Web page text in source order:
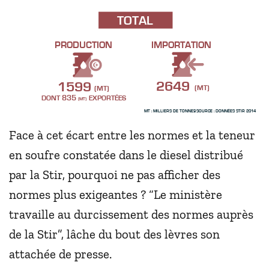
MT : MILLIERS DE TONNES- SOURCE : DONNÉES STIR 2014
TOTAL
1599 (MT)
IMPORTATION
PRODUCTION
2649 (MT)
DONT835 (MT) EXPORTÉES
Face à cet écart entre les normes et la teneur
en soufre constatée dans le diesel distribué
par la Stir, pourquoi ne pas afficher des
normes plus exigeantes ? “Le ministère
travaille au durcissement des normes auprès
de la Stir”, lâche du bout des lèvres son
attachée de presse.